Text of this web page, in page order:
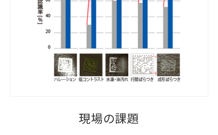
現場の課題